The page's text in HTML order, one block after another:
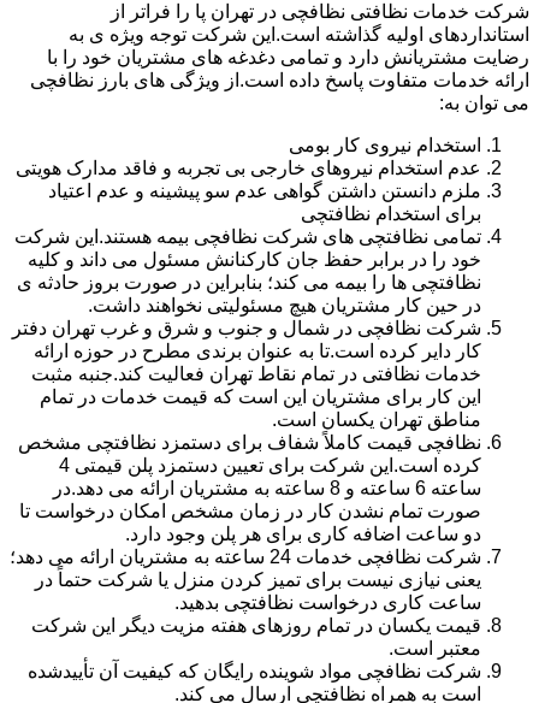
شرکت خدمات نظافتی نظافچی در تهران پا را فراتر از
استانداردهای اولیه گذاشته است.این شرکت توجه ویژه ی به
رضایت مشتریانش دارد و تمامی دغدغه های مشتریان خود را با
ارائه خدمات متفاوت پاسخ داده است.از ویژگی های بارز نظافچی
می توان به:
استخدام نیروی کار بومی
عدم استخدام نیروهای خارجی بی تجربه و فاقد مدارک هویتی
ملزم دانستن داشتن گواهی عدم سو پیشینه و عدم اعتیاد
برای استخدام نظافتچی
تمامی نظافتچی های شرکت نظافچی بیمه هستند.این شرکت
خود را در برابر حفظ جان کارکنانش مسئول می داند و کلیه
نظافتچی ها را بیمه می کند؛ بنابراین در صورت بروز حادثه ی
در حین کار مشتریان هیچ مسئولیتی نخواهند داشت.
شرکت نظافچی در شمال و جنوب و شرق و غرب تهران دفتر
کار دایر کرده است.تا به عنوان برندی مطرح در حوزه ارائه
خدمات نظافتی در تمام نقاط تهران فعالیت کند.جنبه مثبت
این کار برای مشتریان این است که قیمت خدمات در تمام
مناطق تهران یکسان است.
نظافچی قیمت کاملاً شفاف برای دستمزد نظافتچی مشخص
کرده است.این شرکت برای تعیین دستمزد پلن قیمتی 4
ساعته 6 ساعته و 8 ساعته به مشتریان ارائه می دهد.در
صورت تمام نشدن کار در زمان مشخص امکان درخواست تا
دو ساعت اضافه کاری برای هر پلن وجود دارد.
شرکت نظافچی خدمات 24 ساعته به مشتریان ارائه می دهد؛
یعنی نیازی نیست برای تمیز کردن منزل یا شرکت حتماً در
ساعت کاری درخواست نظافتچی بدهید.
قیمت یکسان در تمام روزهای هفته مزیت دیگر این شرکت
معتبر است.
شرکت نظافچی مواد شوینده رایگان که کیفیت آن تأییدشده
است به همراه نظافتچی ارسال می کند.